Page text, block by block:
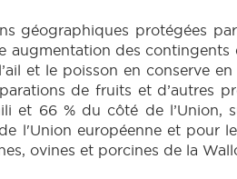
géographiques protégées
augmentation des
et le poisson en conserve
de fruits et d’autres
et 66 % du côté de l’Union,
l'Union européenne et pour
ovines et porcines de la